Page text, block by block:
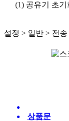
(1) 공유기 초
설정 > 일반 > 전
상품문